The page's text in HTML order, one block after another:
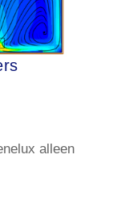
alleen